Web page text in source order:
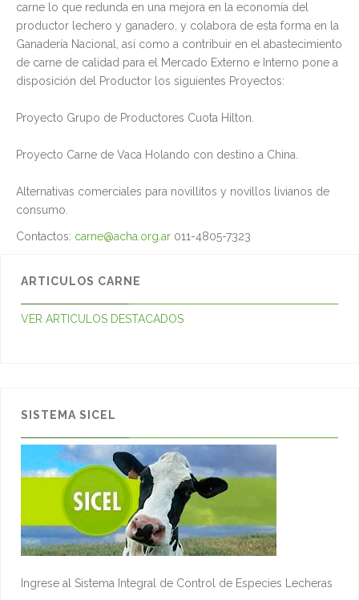
carne lo que redunda en una mejora en la economía del
productor lechero y ganadero, y colabora de esta forma en la
Ganadería Nacional, así como a contribuir en el abastecimiento
de carne de calidad para el Mercado Externo e Interno pone a
disposición del Productor los siguientes Proyectos:
Proyecto Grupo de Productores Cuota Hilton.
Proyecto Carne de Vaca Holando con destino a China.
Alternativas comerciales para novillitos y novillos livianos de
consumo.
Contactos: carne@acha.org.ar 011-4805-7323
ARTICULOS CARNE
VER ARTICULOS DESTACADOS
SISTEMA SICEL
Ingrese al Sistema Integral de Control de Especies Lecheras